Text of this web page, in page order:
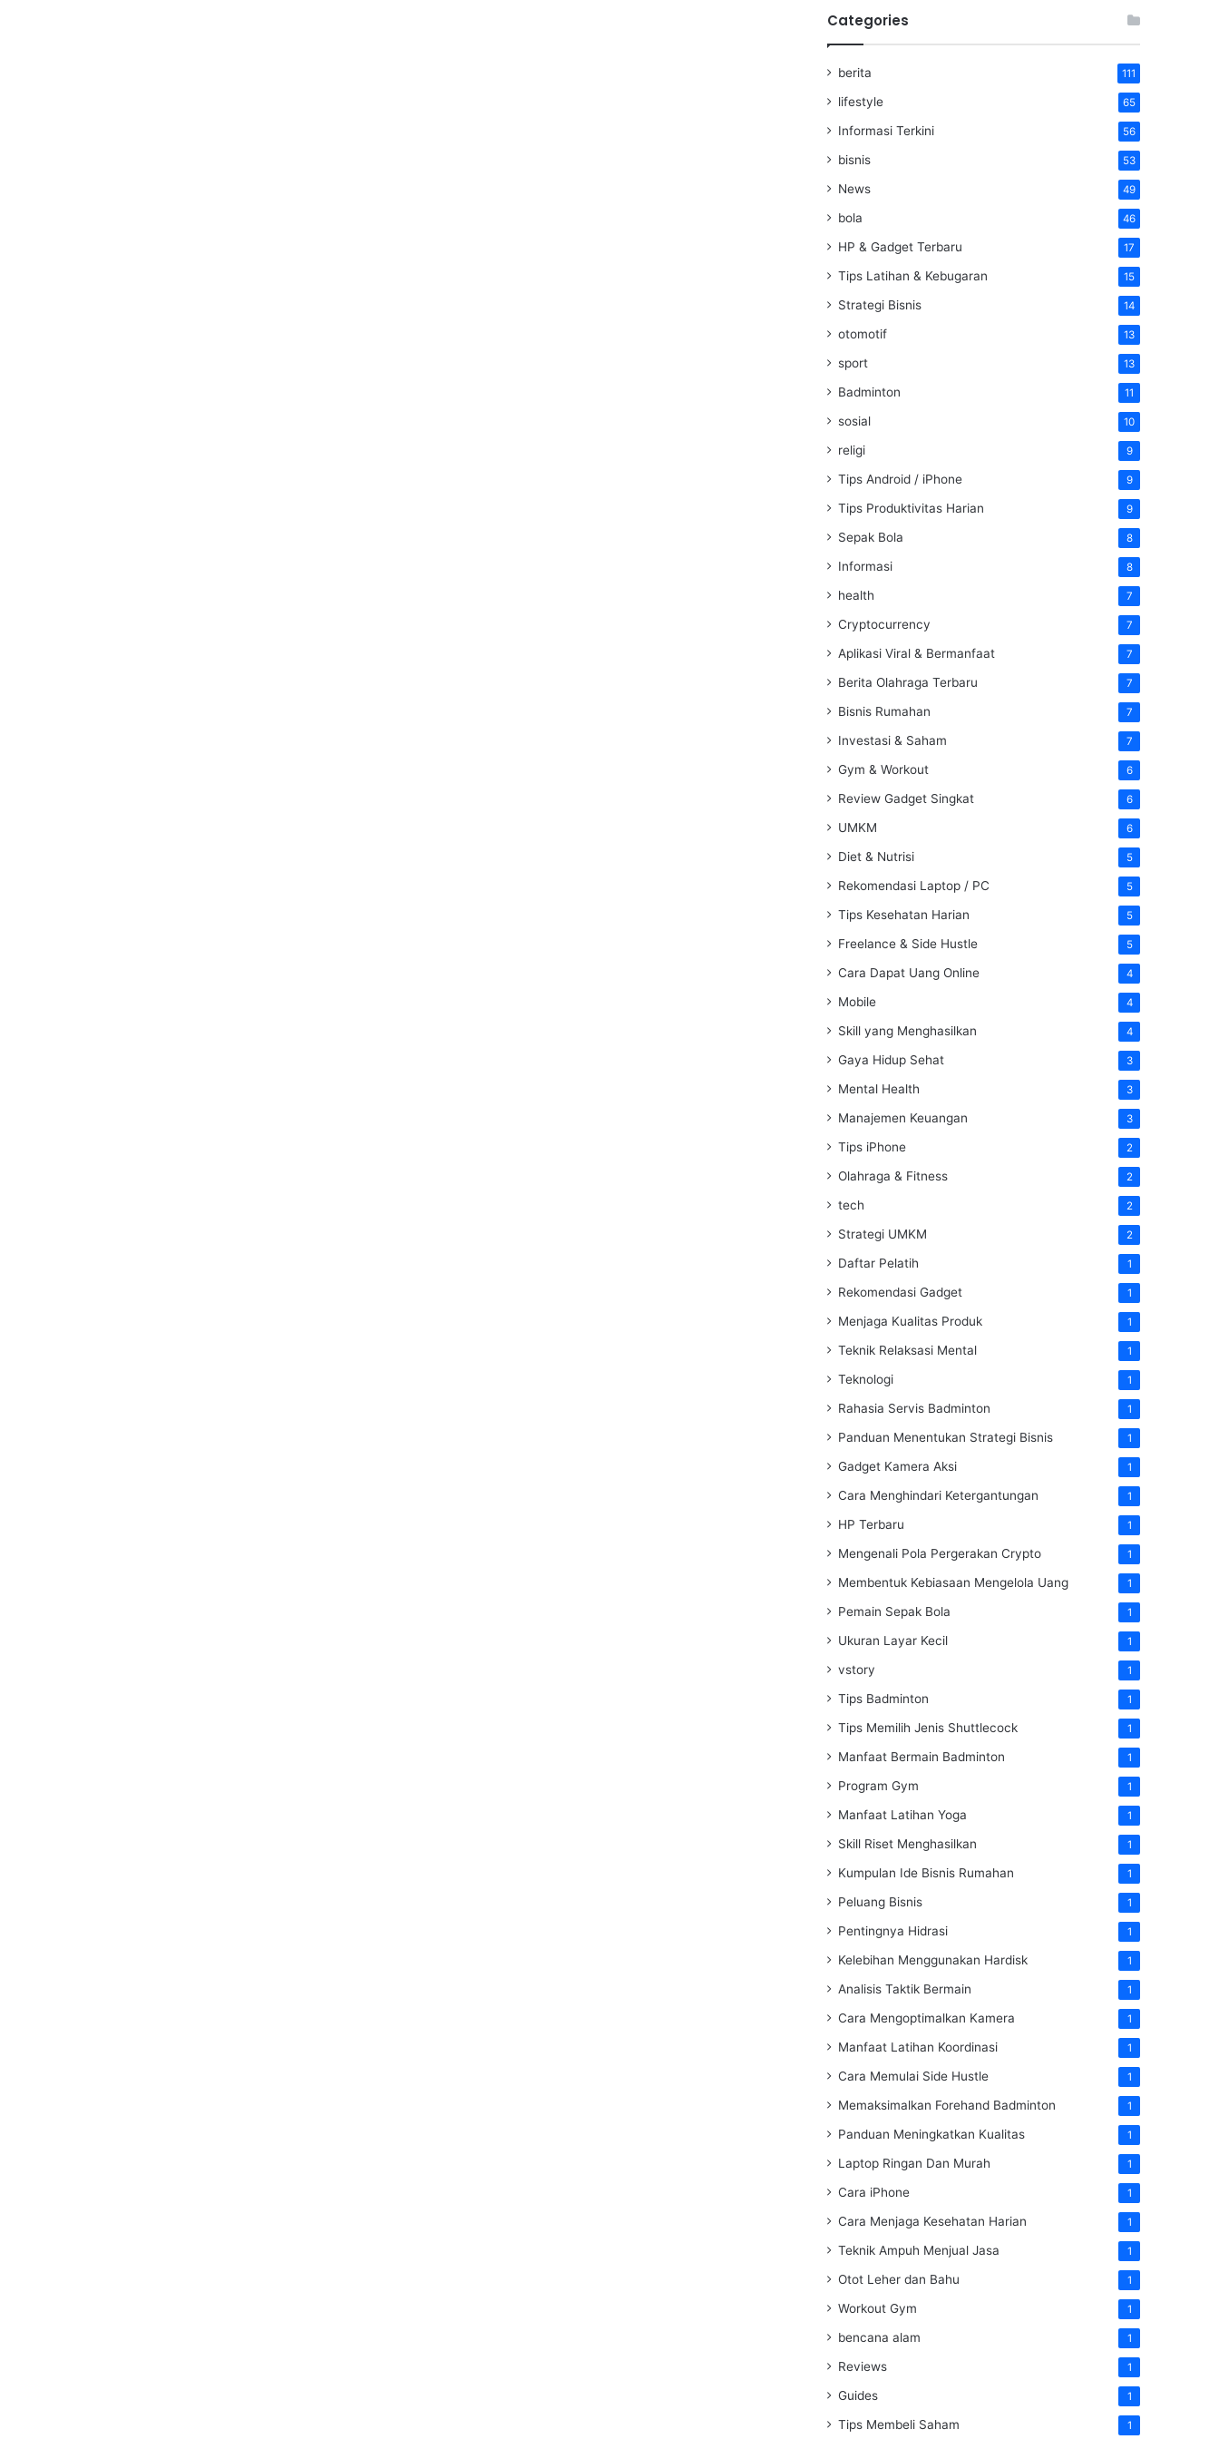
Categories
berita 111
lifestyle 65
Informasi Terkini 56
bisnis 53
News 49
bola 46
HP & Gadget Terbaru 17
Tips Latihan & Kebugaran 15
Strategi Bisnis 14
otomotif 13
sport 13
Badminton 11
sosial 10
religi 9
Tips Android / iPhone 9
Tips Produktivitas Harian 9
Sepak Bola 8
Informasi 8
health 7
Cryptocurrency 7
Aplikasi Viral & Bermanfaat 7
Berita Olahraga Terbaru 7
Bisnis Rumahan 7
Investasi & Saham 7
Gym & Workout 6
Review Gadget Singkat 6
UMKM 6
Diet & Nutrisi 5
Rekomendasi Laptop / PC 5
Tips Kesehatan Harian 5
Freelance & Side Hustle 5
Cara Dapat Uang Online 4
Mobile 4
Skill yang Menghasilkan 4
Gaya Hidup Sehat 3
Mental Health 3
Manajemen Keuangan 3
Tips iPhone 2
Olahraga & Fitness 2
tech 2
Strategi UMKM 2
Daftar Pelatih 1
Rekomendasi Gadget 1
Menjaga Kualitas Produk 1
Teknik Relaksasi Mental 1
Teknologi 1
Rahasia Servis Badminton 1
Panduan Menentukan Strategi Bisnis 1
Gadget Kamera Aksi 1
Cara Menghindari Ketergantungan 1
HP Terbaru 1
Mengenali Pola Pergerakan Crypto 1
Membentuk Kebiasaan Mengelola Uang 1
Pemain Sepak Bola 1
Ukuran Layar Kecil 1
vstory 1
Tips Badminton 1
Tips Memilih Jenis Shuttlecock 1
Manfaat Bermain Badminton 1
Program Gym 1
Manfaat Latihan Yoga 1
Skill Riset Menghasilkan 1
Kumpulan Ide Bisnis Rumahan 1
Peluang Bisnis 1
Pentingnya Hidrasi 1
Kelebihan Menggunakan Hardisk 1
Analisis Taktik Bermain 1
Cara Mengoptimalkan Kamera 1
Manfaat Latihan Koordinasi 1
Cara Memulai Side Hustle 1
Memaksimalkan Forehand Badminton 1
Panduan Meningkatkan Kualitas 1
Laptop Ringan Dan Murah 1
Cara iPhone 1
Cara Menjaga Kesehatan Harian 1
Teknik Ampuh Menjual Jasa 1
Otot Leher dan Bahu 1
Workout Gym 1
bencana alam 1
Reviews 1
Guides 1
Tips Membeli Saham 1